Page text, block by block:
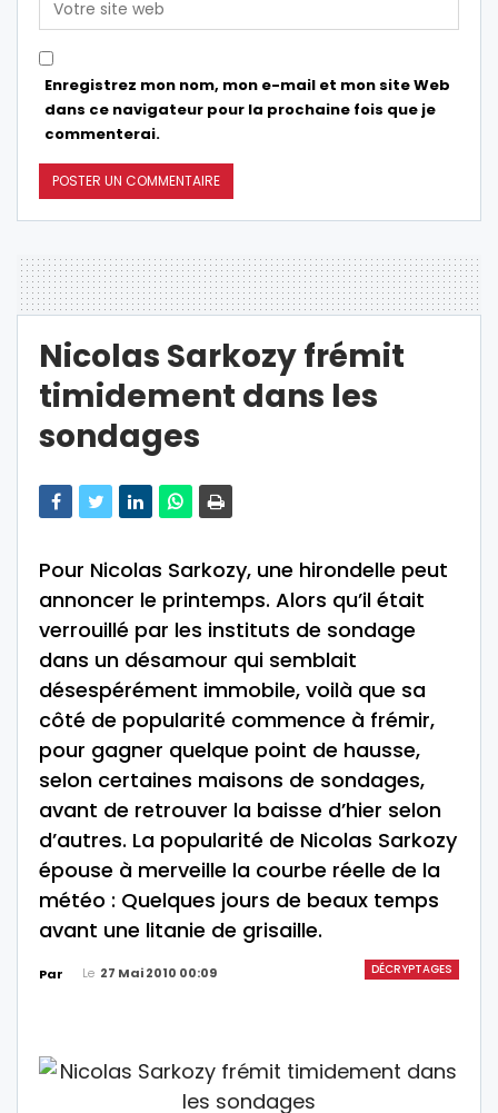
Enregistrez mon nom, mon e-mail et mon site Web
dans ce navigateur pour la prochaine fois que je
commenterai.
Nicolas Sarkozy frémit
timidement dans les
sondages
Pour Nicolas Sarkozy, une hirondelle peut
annoncer le printemps. Alors qu’il était
verrouillé par les instituts de sondage
dans un désamour qui semblait
désespérément immobile, voilà que sa
côté de popularité commence à frémir,
pour gagner quelque point de hausse,
selon certaines maisons de sondages,
avant de retrouver la baisse d’hier selon
d’autres. La popularité de Nicolas Sarkozy
épouse à merveille la courbe réelle de la
météo : Quelques jours de beaux temps
avant une litanie de grisaille.
DÉCRYPTAGES
Par Le 27 Mai 2010 00:09